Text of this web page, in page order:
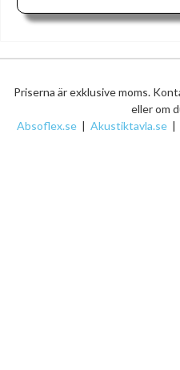
Priserna är exklusive moms.
eller om
Absoflex.se | Akustiktavla.se |